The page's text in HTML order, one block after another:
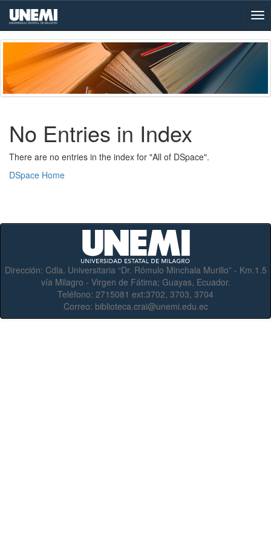
Skip
navigation
No Entries in Index
There are no entries in the index for "All of DSpace".
DSpace Home
Dirección: Cdla. Universitaria “Dr. Rómulo Minchala Murillo” - Km.1.5
vía Milagro - Virgen de Fátima; Guayas, Ecuador.
Teléfono: 2715081 ext:3702, 3703, 3704
Correo: biblioteca.crai@unemi.edu.ec